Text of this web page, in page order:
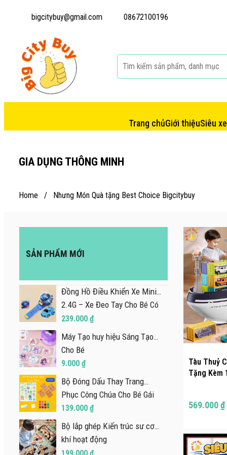
bigcitybuy@gmail.com 08672100196
Trang chủGiới thiệuSiêu
GIA DỤNG THÔNG MINH
Home / Nhưng Món Quà tặng Best Choice Bigcitybuy
SẢN PHẨM MỚI
Đồng Hồ Điều Khiển Xe Mini
2.4G – Xe Đeo Tay Cho Bé Có
Đèn LED, Sạc USB Siêu Ngầu
301DH
239.000 ₫
Máy Tạo huy hiệu Sáng Tạo
Cho Bé
9.000 ₫
Bộ Đóng Dấu Thay Trang
Phục Công Chúa Cho Bé Gái
139.000 ₫
Bộ lắp ghép Kiến trúc sư cơ
khí hoạt động
Tàu Thuỷ
Tặng Kèm
569.000 ₫